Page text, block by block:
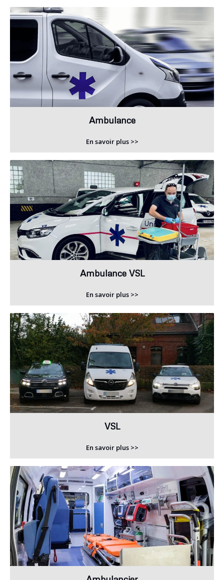
Ambulance
En savoir plus >>
Ambulance VSL
En savoir plus >>
VSL
En savoir plus >>